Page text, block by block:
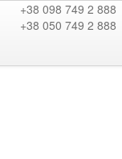
+38 098 749 2 888
+38 050 749 2 888